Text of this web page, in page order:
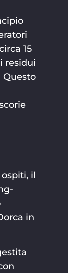
15
residui
Questo
il
in